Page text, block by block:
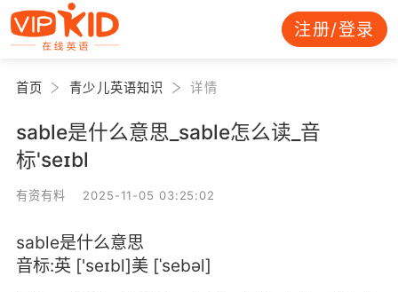
注册/登录
首页 青少儿英语知识 详情
sable是什么意思_sable怎么读_音
标'seɪbl
有资有料 2025-11-05 03:25:02
sable是什么意思
音标:英 ['seɪbl]美 [ˈsebəl]